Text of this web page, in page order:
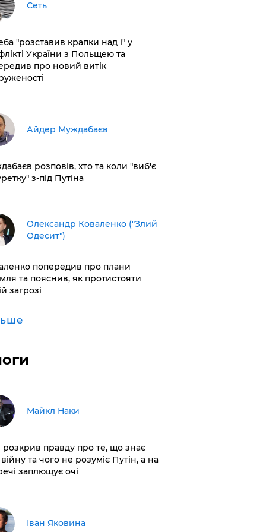
Сеть
"розставив крапки над і" у
України з Польщею та
про новий витік
Айдер Муждабаєв
розповів, хто та коли "виб'є
з-під Путіна
Олександр Коваленко ("Злий
Одесит")
попередив про плани
та пояснив, як протистояти
загрозі
Майкл Наки
розкрив правду про те, що знає
та чого не розуміє Путін, а на
заплющує очі
Іван Яковина